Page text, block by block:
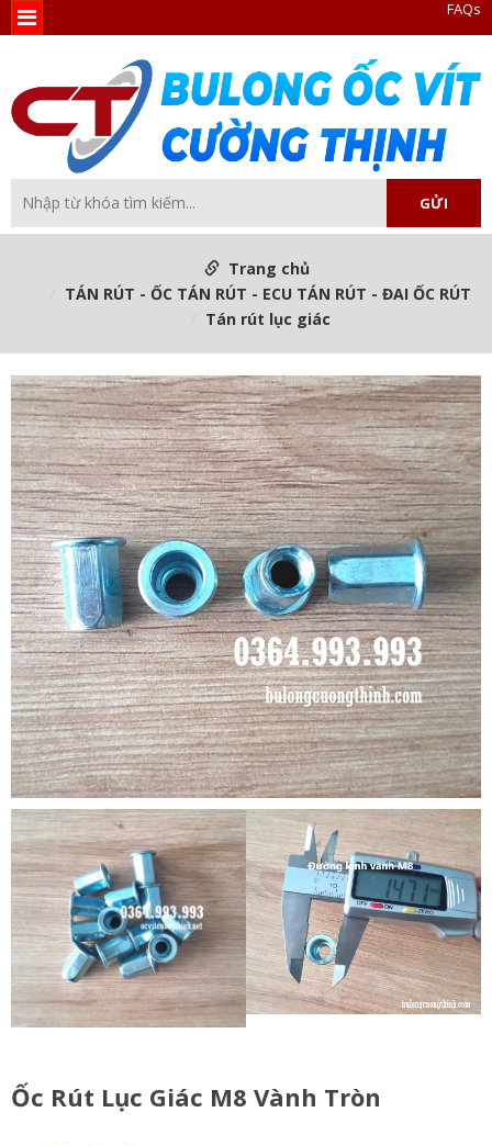
FAQs
Trang chủ
TÁN RÚT - ỐC TÁN RÚT - ECU TÁN RÚT - ĐAI ỐC RÚT
Tán rút lục giác
Ốc Rút Lục Giác M8 Vành Tròn